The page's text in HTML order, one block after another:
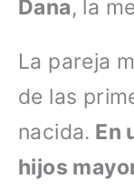
Dana, la
La pareja
de las
nacida. En
hijos